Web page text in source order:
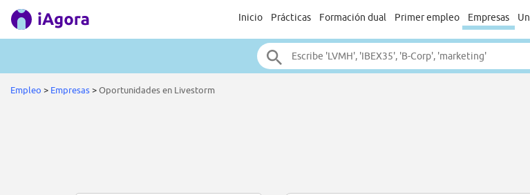
Inicio Prácticas Formación dual Primer empleo Empresas
Empleo > Empresas>Oportunidades en Livestorm